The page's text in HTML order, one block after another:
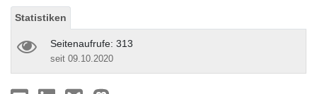
Statistiken
Seitenaufrufe: 313
seit 09.10.2020